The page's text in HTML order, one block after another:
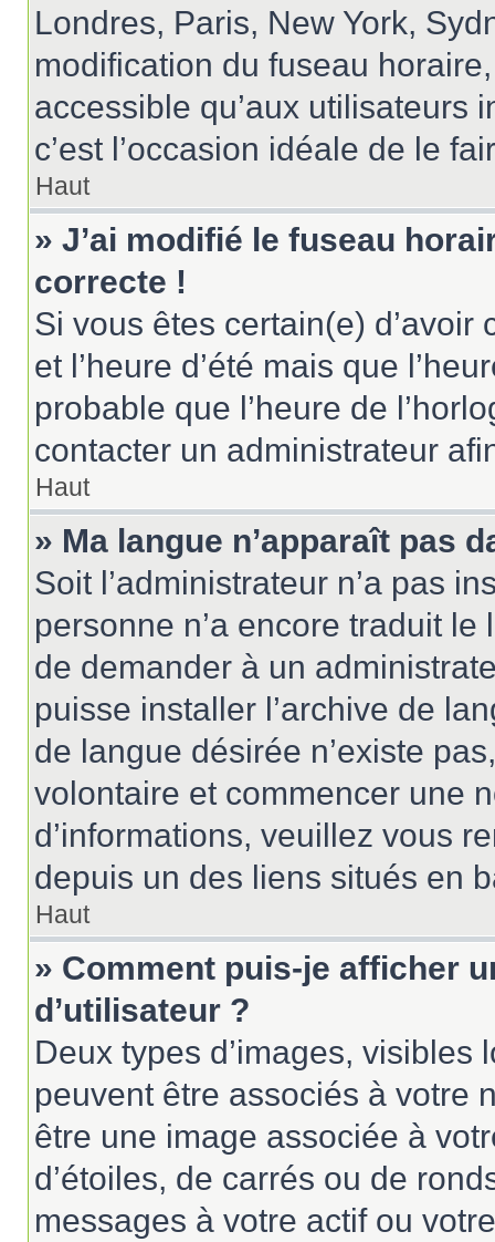
Londres, Paris, New York,
modification du fuseau
accessible qu’aux utilisateurs
c’est l’occasion idéale de le
Haut
» J’ai modifié le fuseau
correcte !
Si vous êtes certain(e)
et l’heure d’été mais que
probable que l’heure de
contacter un administrateur
Haut
» Ma langue n’apparaît pas
Soit l’administrateur n’a pas
personne n’a encore traduit
de demander à un
puisse installer l’archive de
de langue désirée n’existe
volontaire et commencer une
d’informations, veuillez vous
depuis un des liens situés en
Haut
» Comment puis-je afficher
d’utilisateur ?
Deux types d’images,
peuvent être associés à votre
être une image associée à
d’étoiles, de carrés ou de
messages à votre actif ou